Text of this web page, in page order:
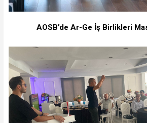
AOSB’de Ar-Ge İş Birlikleri